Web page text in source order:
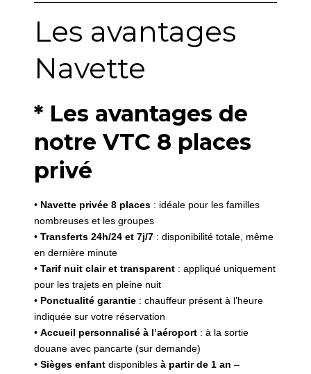
Les avantages
Navette
* Les avantages de
notre VTC 8 places
privé
• Navette privée 8 places : idéale pour les familles
nombreuses et les groupes
• Transferts 24h/24 et 7j/7 : disponibilité totale, même
en dernière minute
• Tarif nuit clair et transparent : appliqué uniquement
pour les trajets en pleine nuit
• Ponctualité garantie : chauffeur présent à l’heure
indiquée sur votre réservation
• Accueil personnalisé à l’aéroport : à la sortie
douane avec pancarte (sur demande)
• Sièges enfant disponibles à partir de 1 an –